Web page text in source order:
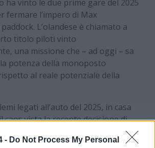
- Do Not Process My Personal
ha vinto le due prime gare del 2025
fermare l’impero di Max
L’olandese è chiamato a
titolo piloti vinto
una missione che – ad oggi – sa
potenza della monoposto
al reale potenziale della
legati all’auto del 2025, in casa
caos vista la recente decisione di
campionato. Una fiducia a tempo